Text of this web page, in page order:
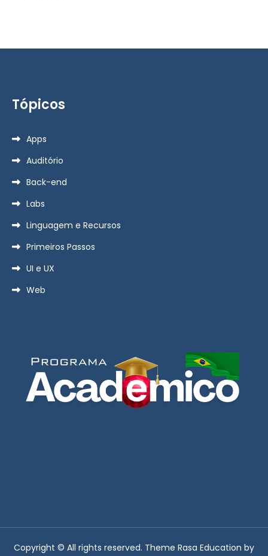
Tópicos
Apps
Auditório
Back-end
Labs
Linguagem e Recursos
Primeiros Passos
UI e UX
Web
Copyright © All rights reserved. Theme Rasa Education by